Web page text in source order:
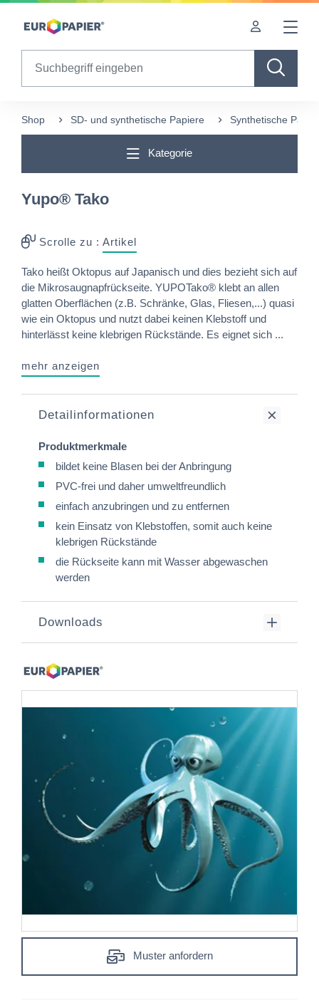
Table Of Content
Diese Produkte könnten Sie auch interessieren
Shop SD- und synthetische Papiere Synthetische
Kategorie
Yupo® Tako
Scrolle zu : Artikel
Tako heißt Oktopus auf Japanisch und dies bezieht sich auf
die Mikrosaugnapfrückseite. YUPOTako® klebt an allen
glatten Oberflächen (z.B. Schränke, Glas, Fliesen,...) quasi
wie ein Oktopus und nutzt dabei keinen Klebstoff und
hinterlässt keine klebrigen Rückstände. Es eignet sich ...
mehr anzeigen
Detailinformationen
Produktmerkmale
bildet keine Blasen bei der Anbringung
PVC-frei und daher umweltfreundlich
einfach anzubringen und zu entfernen
kein Einsatz von Klebstoffen, somit auch keine
klebrigen Rückstände
die Rückseite kann mit Wasser abgewaschen
werden
Downloads
Muster anfordern